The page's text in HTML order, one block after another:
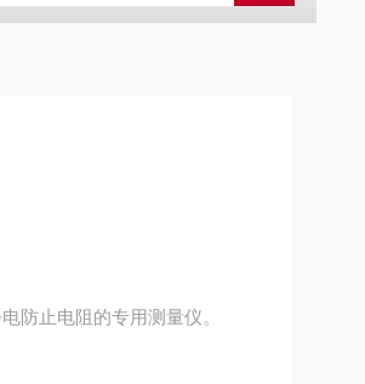
防止电阻的专用测量仪。